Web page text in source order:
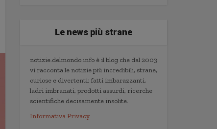
Le news più strane
notizie.delmondo.info è il blog che dal 2003
vi racconta le notizie più incredibili, strane,
curiose e divertenti: fatti imbarazzanti,
ladri imbranati, prodotti assurdi, ricerche
scientifiche decisamente insolite.
Informativa Privacy